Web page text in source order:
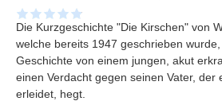
Die Kurzgeschichte "Die Kirschen" von
welche bereits 1947 geschrieben
Geschichte von einem jungen, akut
einen Verdacht gegen seinen Vater, der
erleidet, hegt.